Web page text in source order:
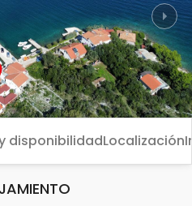
Next
disponibilidadLocalización